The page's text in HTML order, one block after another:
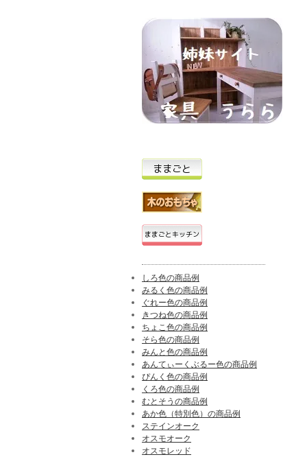
しろ色の商品例
みるく色の商品例
ぐれー色の商品例
きつね色の商品例
ちょこ色の商品例
そら色の商品例
みんと色の商品例
あんてぃーくぶるー色の商品例
ぴんく色の商品例
くろ色の商品例
むとそうの商品例
あか色（特別色）の商品例
ステインオーク
オスモオーク
オスモレッド